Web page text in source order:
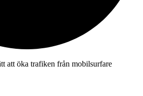
att öka trafiken från mobilsurfare